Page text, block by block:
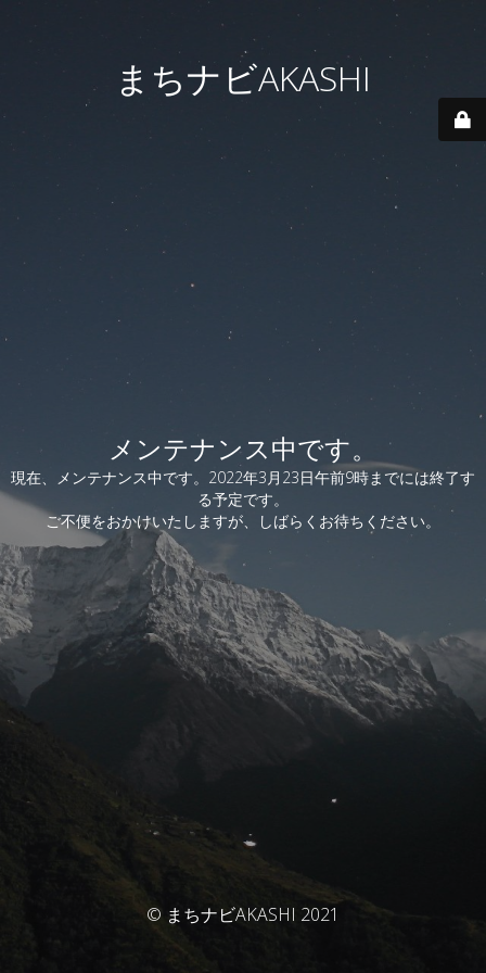
まちナビAKASHI
メンテナンス中です。
現在、メンテナンス中です。2022年3月23日午前9時までには終了す
る予定です。
ご不便をおかけいたしますが、しばらくお待ちください。
© まちナビAKASHI 2021